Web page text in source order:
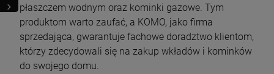
płaszczem wodnym oraz kominki gazowe. Tym
produktom warto zaufać, a KOMO, jako firma
sprzedająca, gwarantuje fachowe doradztwo klientom,
którzy zdecydowali się na zakup wkładów i kominków
do swojego domu.